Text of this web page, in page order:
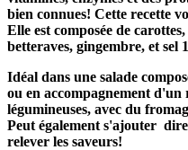
bien connues! Cette recette
Elle est composée de
betteraves, gingembre, et sel
Idéal dans une salade
ou en accompagnement
légumineuses, avec du
Peut également s'ajouter
relever les saveurs!